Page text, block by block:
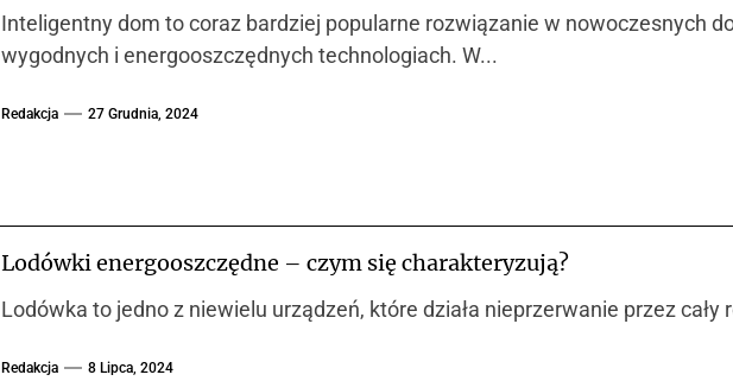
Inteligentny dom to coraz bardziej popularne rozwiązanie w nowoczesnych
wygodnych i energooszczędnych technologiach. W...
Redakcja 27 Grudnia, 2024
Lodówki energooszczędne – czym się charakteryzują?
Lodówka to jedno z niewielu urządzeń, które działa nieprzerwanie przez
Redakcja 8 Lipca, 2024